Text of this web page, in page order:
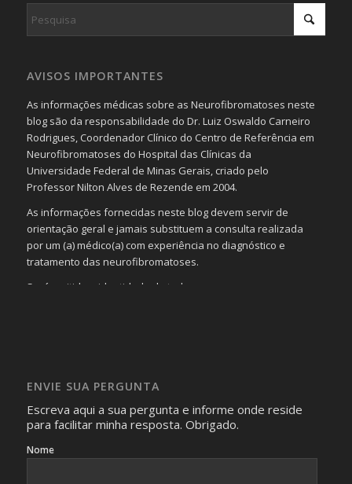
AVISOS IMPORTANTES
As informações médicas sobre as Neurofibromatoses neste
blog são da responsabilidade do Dr. Luiz Oswaldo Carneiro
Rodrigues, Coordenador Clínico do Centro de Referência em
Neurofibromatoses do Hospital das Clínicas da
Universidade Federal de Minas Gerais, criado pelo
Professor Nilton Alves de Rezende em 2004.
As informações fornecidas neste blog devem servir de
orientação geral e jamais substituem a consulta realizada
por um (a) médico(a) com experiência no diagnóstico e
tratamento das neurofibromatoses.
Será omitida a identidade de todas as pessoas que
identificação da pessoa fotografada.
ENVIE SUA PERGUNTA
Escreva aqui a sua pergunta e informe onde reside
para facilitar minha resposta. Obrigado.
Nome